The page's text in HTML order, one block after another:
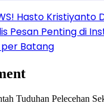
Hasto Kristiyanto
Pesan Penting di
Batang